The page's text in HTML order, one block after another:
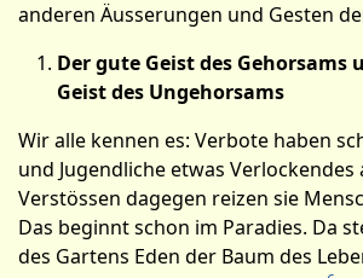
anderen Äusserungen und Gesten
Der gute Geist des Gehorsams
Geist des Ungehorsams
Wir alle kennen es: Verbote haben
und Jugendliche etwas Verlockendes
Verstössen dagegen reizen sie
Das beginnt schon im Paradies. Da
des Gartens Eden der Baum des